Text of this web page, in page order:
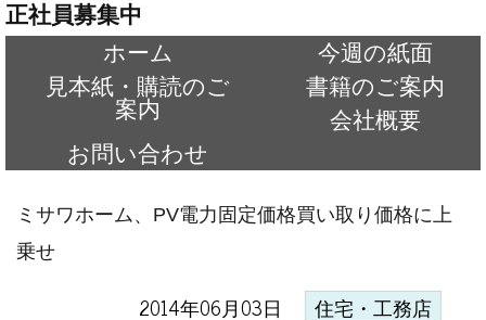
正社員募集中
ホーム
今週の紙面
見本紙・購読のご
案内
書籍のご案内
会社概要
お問い合わせ
ミサワホーム、PV電力固定価格買い取り価格に上
乗せ
2014年06月03日 住宅・工務店